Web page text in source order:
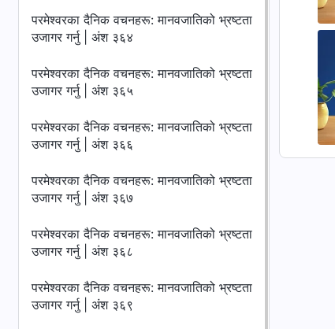
परमेश्‍वरका दैनिक वचनहरू: मानवजातिको भ्रष्टता
उजागर गर्नु | अंश ३६४
परमेश्‍वरका दैनिक वचनहरू: मानवजातिको भ्रष्टता
उजागर गर्नु | अंश ३६५
परमेश्‍वरका दैनिक वचनहरू: मानवजातिको भ्रष्टता
उजागर गर्नु | अंश ३६६
परमेश्‍वरका दैनिक वचनहरू: मानवजातिको भ्रष्टता
उजागर गर्नु | अंश ३६७
परमेश्‍वरका दैनिक वचनहरू: मानवजातिको भ्रष्टता
उजागर गर्नु | अंश ३६८
परमेश्‍वरका दैनिक वचनहरू: मानवजातिको भ्रष्टता
उजागर गर्नु | अंश ३६९